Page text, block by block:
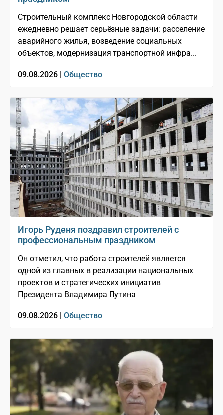
Строительный комплекс Новгородской области
ежедневно решает серьёзные задачи: расселение
аварийного жилья, возведение социальных
объектов, модернизация транспортной инфра...
09.08.2026 | Общество
Игорь Руденя поздравил строителей с
профессиональным праздником
Он отметил, что работа строителей является
одной из главных в реализации национальных
проектов и стратегических инициатив
Президента Владимира Путина
09.08.2026 | Общество